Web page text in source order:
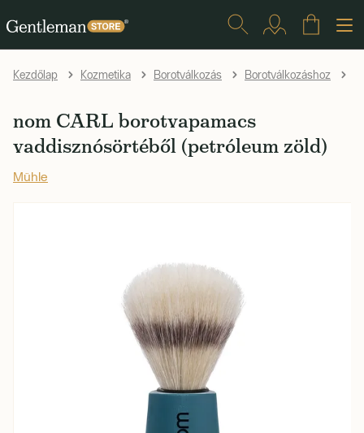
Kezdőlap Kozmetika Borotválkozás Borotválkozáshoz
nom CARL borotvapamacs
vaddisznósörtéből (petróleum zöld)
Mühle